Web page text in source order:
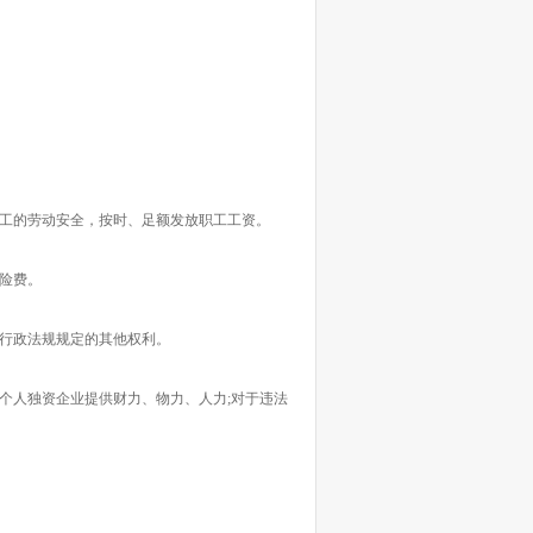
劳动安全，按时、足额发放职工工资。
费。
法规规定的其他权利。
独资企业提供财力、物力、人力;对于违法